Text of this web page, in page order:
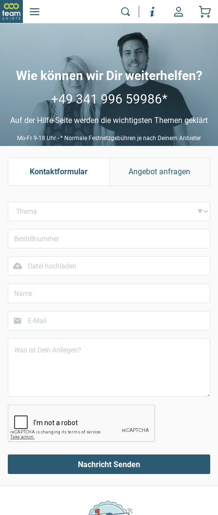
Wie können wir Dir weiterhelfen?
+49 341 996 59986*
Auf der Hilfe-Seite werden die wichtigsten Themen geklärt
Mo-Fr 9-18 Uhr - * Normale Festnetzgebühren je nach Deinem Anbieter
Kontaktformular Angebot anfragen
Datei hochladen
Nachricht Senden